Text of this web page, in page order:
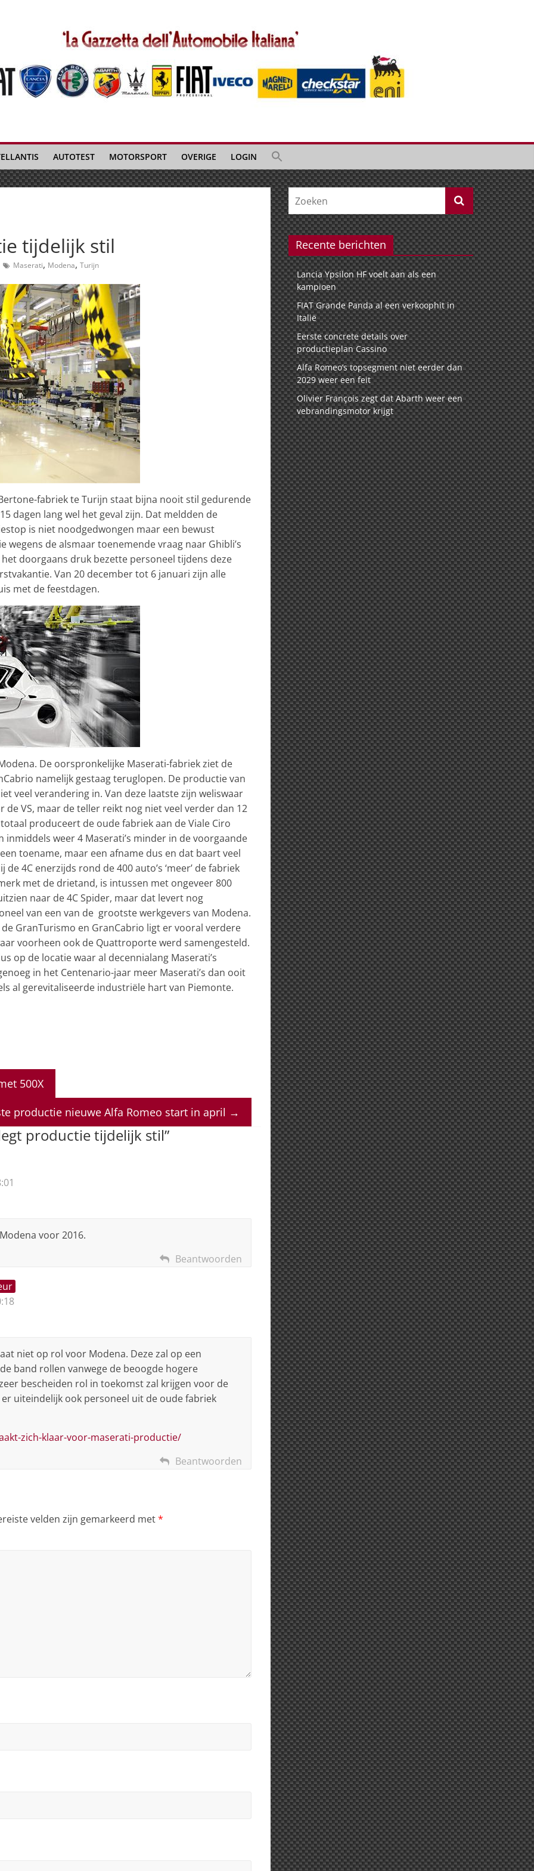
AUTOTEST MOTORSPORT OVERIGE LOGIN
tijdelijk stil
Maserati, Modena, Turijn
fabriek te Turijn staat bijna nooit stil gedurende
dagen lang wel het geval zijn. Dat meldden de
is niet noodgedwongen maar een bewust
de alsmaar toenemende vraag naar Ghibli’s
doorgaans druk bezette personeel tijdens deze
Van 20 december tot 6 januari zijn alle
met de feestdagen.
De oorspronkelijke Maserati-fabriek ziet de
namelijk gestaag teruglopen. De productie van
veel verandering in. Van deze laatste zijn weliswaar
VS, maar de teller reikt nog niet veel verder dan 12
produceert de oude fabriek aan de Viale Ciro
inmiddels weer 4 Maserati’s minder in de voorgaande
toename, maar een afname dus en dat baart veel
4C enerzijds rond de 400 auto’s ‘meer’ de fabriek
met de drietand, is intussen met ongeveer 800
naar de 4C Spider, maar dat levert nog
van een van de grootste werkgevers van Modena.
GranTurismo en GranCabrio ligt er vooral verdere
voorheen ook de Quattroporte werd samengesteld.
op de locatie waar al decennialang Maserati’s
in het Centenario-jaar meer Maserati’s dan ooit
al gerevitaliseerde industriële hart van Piemonte.
500X
productie nieuwe Alfa Romeo start in april →
productie tijdelijk stil”
voor 2016.
Beantwoorden
niet op rol voor Modena. Deze zal op een
band rollen vanwege de beoogde hogere
bescheiden rol in toekomst zal krijgen voor de
uiteindelijk ook personeel uit de oude fabriek
zich-klaar-voor-maserati-productie/
Beantwoorden
velden zijn gemarkeerd met*
Recente berichten
Lancia Ypsilon HF voelt aan als een
kampioen
FIAT Grande Panda al een verkoophit in
Italië
Eerste concrete details over
productieplan Cassino
Alfa Romeo’s topsegment niet eerder dan
2029 weer een feit
Olivier François zegt dat Abarth weer een
vebrandingsmotor krijgt